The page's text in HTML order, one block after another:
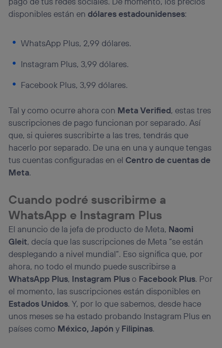
disponibles están endólares estadounidenses:
WhatsApp Plus, 2,99 dólares.
Instagram Plus, 3,99 dólares.
Facebook Plus, 3,99 dólares.
Tal y como ocurre ahora con Meta Verified, estas tres
suscripciones de pago funcionan por separado. Así
que, si quieres suscribirte a las tres, tendrás que
hacerlo por separado. De una en una y aunque tengas
tus cuentas configuradas en el Centro de cuentas de
Meta.
Cuando podré suscribirme a
WhatsApp e Instagram Plus
El anuncio de la jefa de producto de Meta, Naomi
Gleit, decía que las suscripciones de Meta “se están
desplegando a nivel mundial”. Eso significa que, por
ahora, no todo el mundo puede suscribirse a
WhatsApp Plus, Instagram Pluso Facebook Plus. Por
el momento, las suscripciones están disponibles en
Estados Unidos. Y, por lo que sabemos, desde hace
unos meses se ha estado probando Instagram Plus en
países como México, Japón y Filipinas.